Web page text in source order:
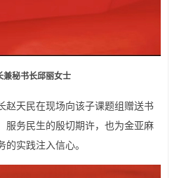
兼秘书长邱丽女士
赵天民在现场向该子课题组赠送书
服务民生的殷切期许，也为金亚麻
实践注入信心。